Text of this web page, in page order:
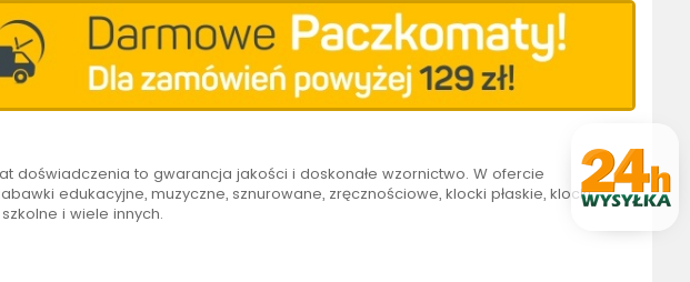
doświadczenia to gwarancja jakości i doskonałe wzornictwo. W ofercie
edukacyjne, muzyczne, sznurowane, zręcznościowe, klocki płaskie, klocki
i wiele innych.